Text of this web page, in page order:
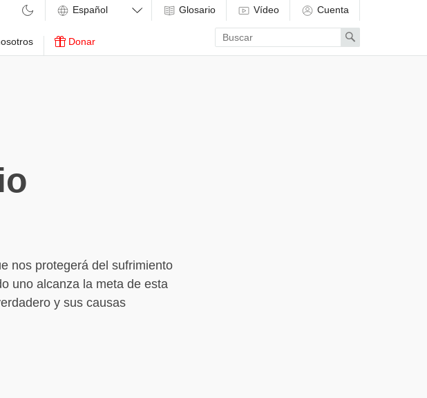
Donar
Glosario Vídeo Cuenta
Enter
search
term
Search
nos protegerá del sufrimiento
uno alcanza la meta de esta
y sus causas